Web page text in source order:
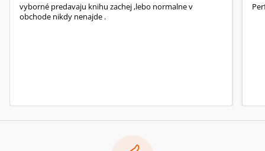
vyborné predavaju knihu zachej ,lebo normalne v
obchode nikdy nenajde .